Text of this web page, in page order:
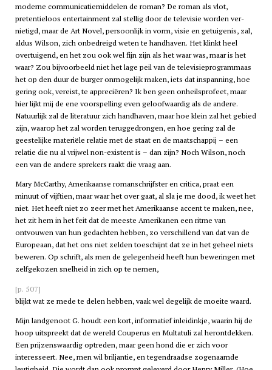
moderne communicatiemiddelen de roman? De roman als vlot,
pretentieloos entertainment zal stellig door de televisie worden ver-
nietigd, maar de Art Novel, persoonlijk in vorm, visie en getuigenis, zal,
aldus Wilson, zich onbedreigd weten te handhaven. Het klinkt heel
overtuigend, en het zou ook wel fijn zijn als het waar was, maar is het
waar? Zou bijvoorbeeld niet het lage peil van de televisieprogrammaas
het op den duur de burger onmogelijk maken, iets dat inspanning, hoe
gering ook, vereist, te appreciëren? Ik ben geen onheilsprofeet, maar
hier lijkt mij de ene voorspelling even geloofwaardig als de andere.
Natuurlijk zal de literatuur zich handhaven, maar hoe klein zal het gebied
zijn, waarop het zal worden teruggedrongen, en hoe gering zal de
geestelijke materiële relatie met de staat en de maatschappij – een
relatie die nu al vrijwel non-existent is – dan zijn? Noch Wilson, noch
een van de andere sprekers raakt die vraag aan.
Mary McCarthy, Amerikaanse romanschrijfster en critica, praat een
minuut of vijftien, maar waar het over gaat, al sla je me dood, ik weet het
niet. Het heeft niet zo zeer met het Amerikaanse accent te maken, nee,
het zit hem in het feit dat de meeste Amerikanen een ritme van
ontvouwen van hun gedachten hebben, zo verschillend van dat van de
Europeaan, dat het ons niet zelden toeschijnt dat ze in het geheel niets
beweren. Op schrift, als men de gelegenheid heeft hun beweringen met
zelfgekozen snelheid in zich op te nemen,
[p. 507]
blijkt wat ze mede te delen hebben, vaak wel degelijk de moeite waard.
Mijn landgenoot G. houdt een kort, informatief inleidinkje, waarin hij de
hoop uitspreekt dat de wereld Couperus en Multatuli zal herontdekken.
Een prijzenswaardig optreden, maar geen hond die er zich voor
interesseert. Nee, men wil briljantie, en tegendraadse zogenaamde